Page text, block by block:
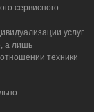
сервисного
услуг
а лишь
техники